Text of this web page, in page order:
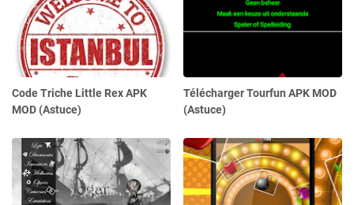
Code Triche Little Rex APK
MOD (Astuce)
Télécharger Tourfun APK MOD
(Astuce)